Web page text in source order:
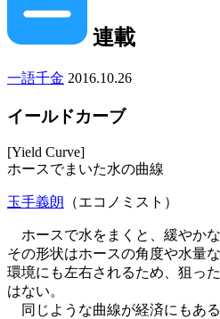
連載
一語千金 2016.10.26
イールドカーブ
[Yield Curve]
ホースでまいた水の曲線
玉手義朗 （エコノミスト）
ホースで水をまくと、緩やか
その形状はホースの角度や水量
環境にも左右されるため、狙っ
はない。
同じような曲線が経済にもあ